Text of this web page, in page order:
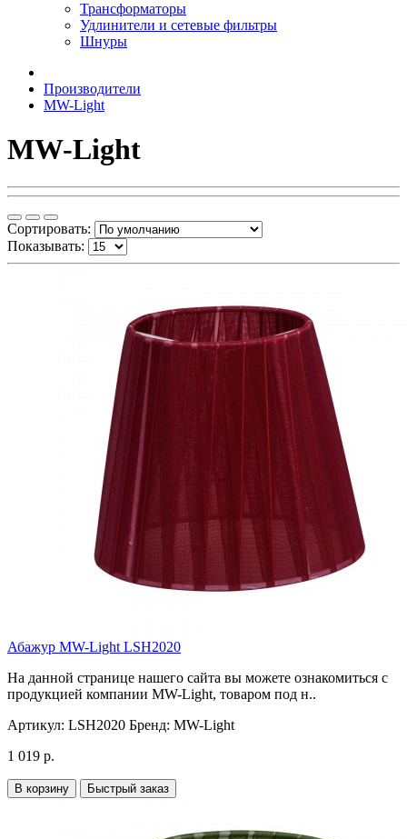
Трансформаторы
Удлинители и сетевые фильтры
Шнуры
Производители
MW-Light
MW-Light
Сортировать:
Показывать:
Абажур MW-Light LSH2020
На данной странице нашего сайта вы можете ознакомиться с
продукцией компании MW-Light, товаром под н..
Артикул: LSH2020 Бренд: MW-Light
1 019 р.
В корзину Быстрый заказ